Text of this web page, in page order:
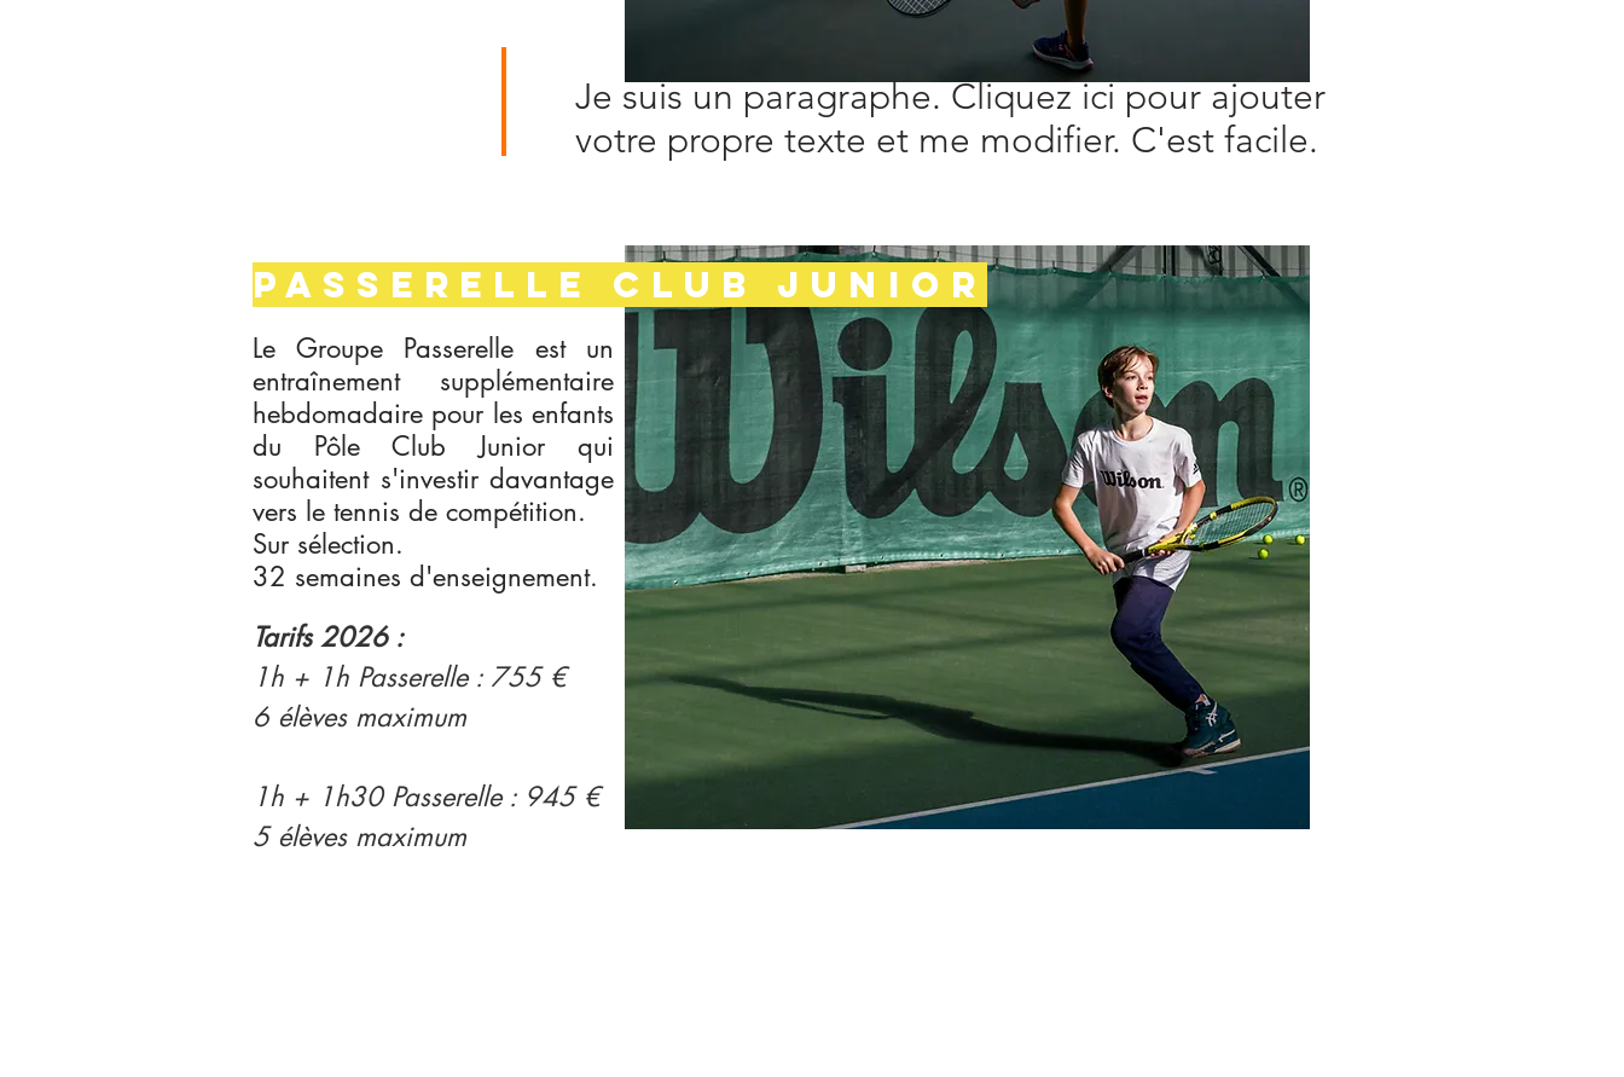
Je suis un paragraphe. Cliquez ici pour ajouter
votre propre texte et me modifier. C'est facile.
Le Groupe Passerelle est un
entraînement supplémentaire
hebdomadaire pour les enfants
du Pôle Club Junior qui
souhaitent s'investir davantage
vers le tennis de compétition.
Sur sélection.
32 semaines d'enseignement.
PASSERELLE CLUB JUNIOR
Tarifs 2026 :
1h + 1h Passerelle : 755 €
6 élèves maximum
1h + 1h30 Passerelle : 945 €
5 élèves maximum